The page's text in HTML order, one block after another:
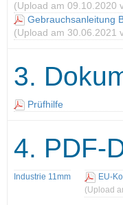
(Upload am 09.10.2020
Gebrauchsanleitung
(Upload am 30.06.2021
3.
Prüfhilfe
4. PDF-
Industrie 11mm
EU-
(Upload